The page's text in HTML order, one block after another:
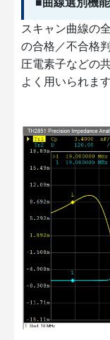
スキャン曲線の
の合格／不合格
圧電素子などの
よく用いられます